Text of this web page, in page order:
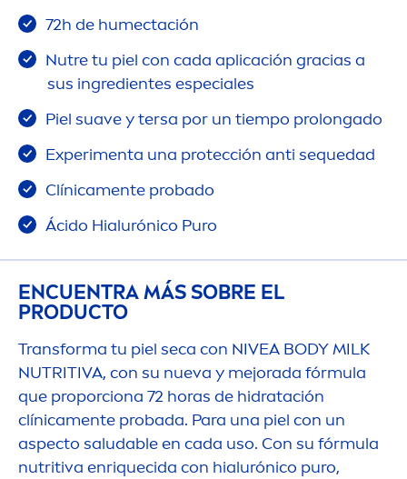
72h de humectación
Nutre tu piel con cada aplicación gracias a
sus ingredientes especiales
Piel suave y tersa por un tiempo prolongado
Experimenta una protección anti sequedad
Clínicamente probado
Ácido Hialurónico Puro
ENCUENTRA MÁS SOBRE EL
PRODUCTO
Transforma tu piel seca con NIVEA BODY MILK
NUTRITIVA, con su nueva y mejorada fórmula
que proporciona 72 horas de hidratación
clínicamente probada. Para una piel con un
aspecto saludable en cada uso. Con su fórmula
nutritiva enriquecida con hialurónico puro,